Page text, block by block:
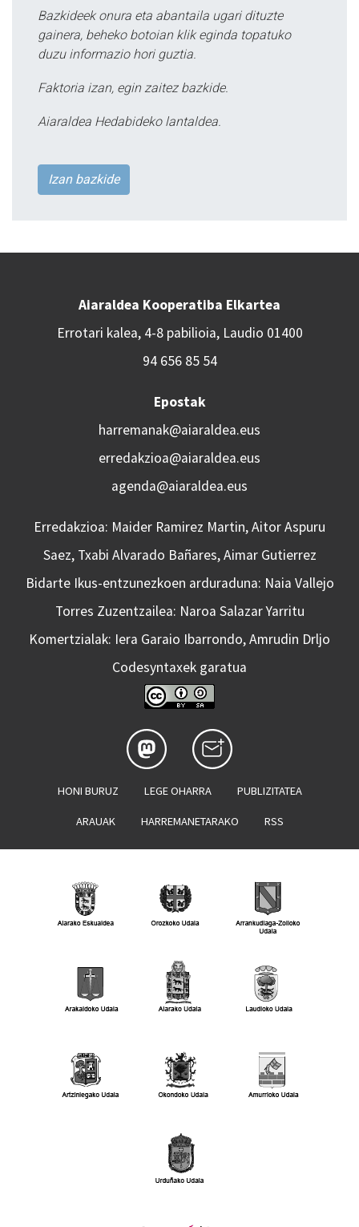
Bazkideek onura eta abantaila ugari dituzte
gainera, beheko botoian klik eginda topatuko
duzu informazio hori guztia.
Faktoria izan, egin zaitez bazkide.
Aiaraldea Hedabideko lantaldea.
Izan bazkide
Aiaraldea Kooperatiba Elkartea
Errotari kalea, 4-8 pabilioia, Laudio 01400
94 656 85 54
Epostak
harremanak@aiaraldea.eus
erredakzioa@aiaraldea.eus
agenda@aiaraldea.eus
Erredakzioa: Maider Ramirez Martin, Aitor Aspuru
Saez, Txabi Alvarado Bañares, Aimar Gutierrez
Bidarte Ikus-entzunezkoen arduraduna: Naia Vallejo
Torres Zuzentzailea: Naroa Salazar Yarritu
Komertzialak: Iera Garaio Ibarrondo, Amrudin Drljo
Codesyntaxek garatua
HONI BURUZ LEGE OHARRA PUBLIZITATEA
ARAUAK HARREMANETARAKO RSS